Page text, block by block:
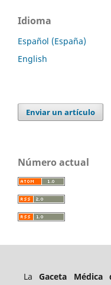
Idioma
Español (España)
English
Enviar un artículo
Número actual
LaGaceta Médica